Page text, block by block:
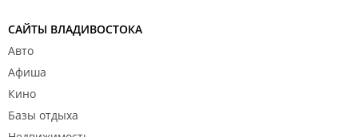
САЙТЫ ВЛАДИВОСТОКА
Авто
Афиша
Кино
Базы отдыха